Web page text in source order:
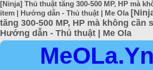
[Ninja] Thủ thuật tăng 300-500 MP, HP mà
item | Hướng dẫn - Thủ thuật | Me Ola
tăng 300-500 MP, HP mà không cần
Hướng dẫn - Thủ thuật | Me Ola